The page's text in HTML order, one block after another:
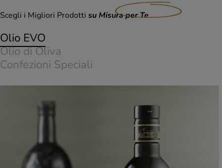
Scegli i Migliori Prodotti su Misura per Te
Olio EVO
Olio di Oliva
Confezioni Speciali